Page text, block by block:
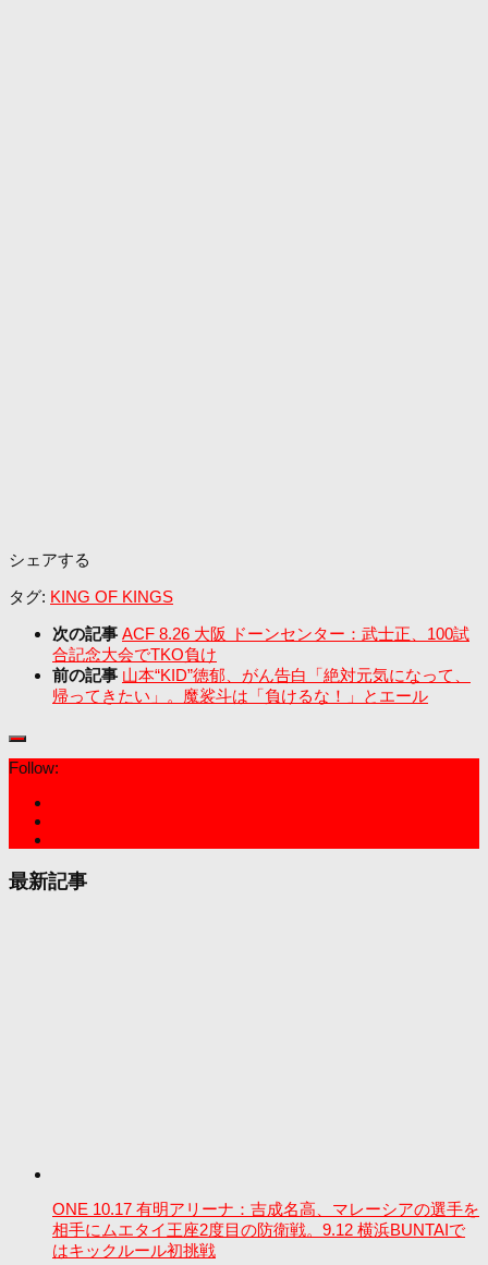
シェアする
タグ: KING OF KINGS
次の記事 ACF 8.26 大阪 ドーンセンター：武士正、100試
合記念大会でTKO負け
前の記事 山本“KID”徳郁、がん告白「絶対元気になって、
帰ってきたい」。魔裟斗は「負けるな！」とエール
Follow:
最新記事
ONE 10.17 有明アリーナ：吉成名高、マレーシアの選手を
相手にムエタイ王座2度目の防衛戦。9.12 横浜BUNTAIで
はキックルール初挑戦